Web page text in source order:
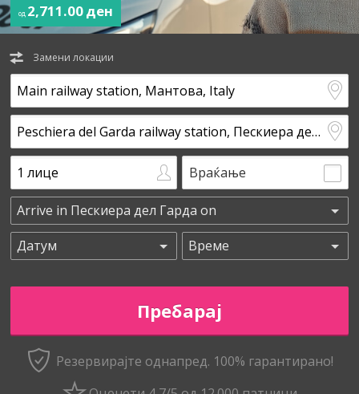
од 2,711.00 ден
Замени локации
Враќање
Резервирајте однапред. 100% гарантирано!